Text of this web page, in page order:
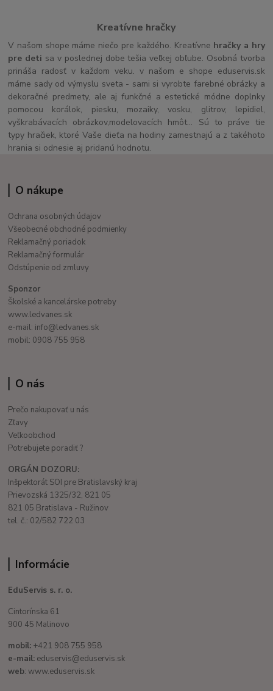
Kreatívne hračky
V našom shope máme niečo pre každého. Kreatívne hračky a hry
pre deti sa v poslednej dobe tešia veľkej obľube. Osobná tvorba
prináša radosť v každom veku. v našom e shope eduservis.sk
máme sady od výmyslu sveta - sami si vyrobte farebné obrázky a
dekoračné predmety, ale aj funkčné a estetické módne doplnky
pomocou korálok, piesku, mozaiky, vosku, glitrov, lepidiel,
vyškrabávacích obrázkov,modelovacích hmôt... Sú to práve tie
typy hračiek, ktoré Vaše dieťa na hodiny zamestnajú a z takéhoto
hrania si odnesie aj pridanú hodnotu.
O nákupe
Ochrana osobných údajov
Všeobecné obchodné podmienky
Reklamačný poriadok
Reklamačný formulár
Odstúpenie od zmluvy
Sponzor
Školské a kancelárske potreby
www.ledvanes.sk
e-mail: info@ledvanes.sk
mobil: 0908 755 958
O nás
Prečo nakupovať u nás
Zľavy
Veľkoobchod
Potrebujete poradiť ?
ORGÁN DOZORU:
Inšpektorát SOI pre Bratislavský kraj
Prievozská 1325/32, 821 05
821 05 Bratislava - Ružinov
tel. č.: 02/582 722 03
Informácie
EduServis s. r. o.
Cintorínska 61
900 45 Malinovo
mobil: +421 908 755 958
e-mail: eduservis@eduservis.sk
web: www.eduservis.sk